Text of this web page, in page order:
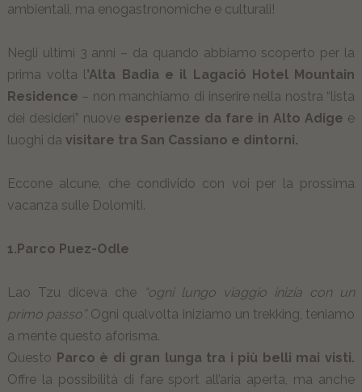
ambientali, ma enogastronomiche e culturali!
Negli ultimi 3 anni – da quando abbiamo scoperto per la
prima volta l’Alta Badia e il Lagació Hotel Mountain
Residence – non manchiamo di inserire nella nostra “lista
dei desideri” nuoveesperienze da fare in Alto Adige e
luoghi da visitare tra San Cassiano e dintorni.
Eccone alcune, che condivido con voi per la prossima
vacanza sulle Dolomiti.
1.Parco Puez-Odle
Lao Tzu diceva che
“ogni lungo viaggio inizia con un
primo passo”.Ogni qualvolta iniziamo un trekking, teniamo
a mente questo aforisma.
Questo Parco è di gran lunga tra i più belli mai visti.
Offre la possibilità di fare sport all’aria aperta, ma anche